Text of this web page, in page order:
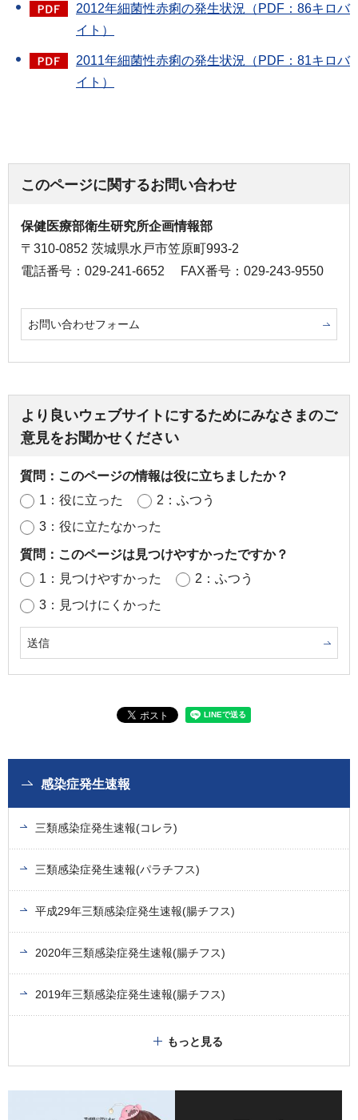
2012年細菌性赤痢の発生状況（PDF：86キロバ
イト）
2011年細菌性赤痢の発生状況（PDF：81キロバ
イト）
このページに関するお問い合わせ
保健医療部衛生研究所企画情報部
〒310-0852 茨城県水戸市笠原町993-2
電話番号：029-241-6652
FAX番号：029-243-9550
お問い合わせフォーム
より良いウェブサイトにするためにみなさまのご
意見をお聞かせください
質問：このページの情報は役に立ちましたか？
1：役に立った
2：ふつう
3：役に立たなかった
質問：このページは見つけやすかったですか？
1：見つけやすかった
2：ふつう
3：見つけにくかった
感染症発生速報
三類感染症発生速報(コレラ)
三類感染症発生速報(パラチフス)
平成29年三類感染症発生速報(腸チフス)
2020年三類感染症発生速報(腸チフス)
2019年三類感染症発生速報(腸チフス)
もっと見る